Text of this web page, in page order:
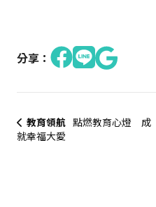
分享：
教育領航 點燃教育心燈 成
就幸福大愛